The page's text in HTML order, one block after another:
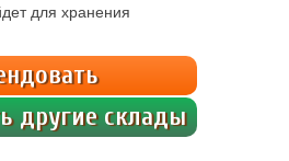
для хранения
и влажность
сезона года. Внутри […]
другие склады